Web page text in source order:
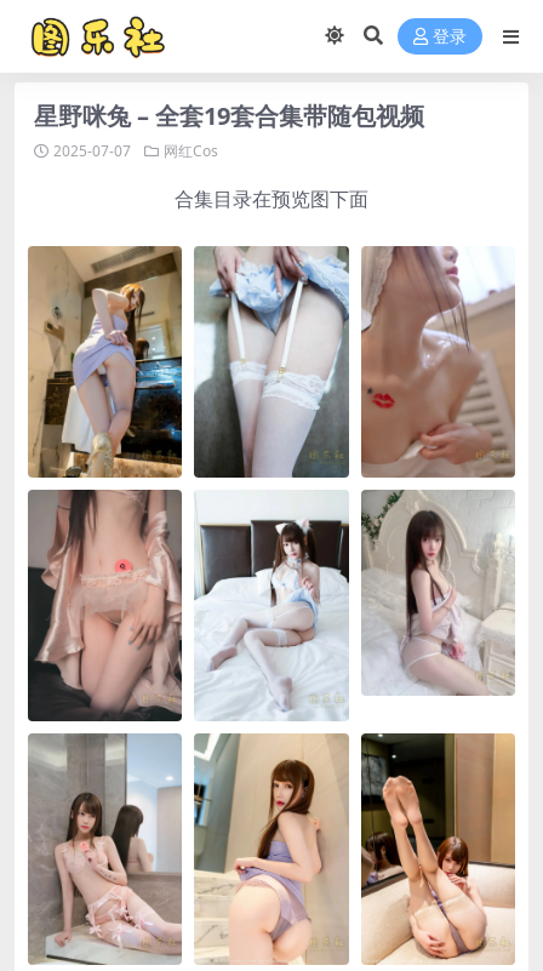
登录
星野咪兔 – 全套19套合集带随包视频
2025-07-07 网红Cos
合集目录在预览图下面